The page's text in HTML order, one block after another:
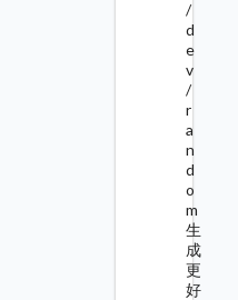
/
d
e
v
/
r
a
n
d
o
m
生
成
更
好